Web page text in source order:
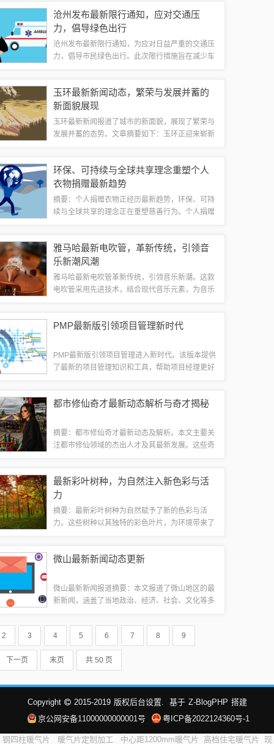
出，羊汤市场潜力巨大，招聘优秀人才将有助...
沧州发布最新限行通知，应对交通压
力，倡导绿色出行
沧州发布最新限行通知，为应对日益严重的交通压
力，倡导市民绿色出行。此次限行措施旨在减少车
缓解交通压力贡献一份力量。背景与原因近年...
玉环最新新闻动态，繁荣与发展并蓄的
新面貌展现
玉环最新新闻报道了城市的新面貌，展现了繁荣与
发展并蓄的态势。文章摘要如下：玉环正迎来崭新
个领域取得的显著成就，体现了城市的繁荣与...
环保、可持续与全球共享理念重塑个人
衣物捐赠最新趋势
摘要：个人捐赠衣物正经历最新趋势，环保、可持
续与全球共享的理念正在重塑慈善行为。个人捐赠
加广泛和高效，推动个人捐赠衣物成为时尚和...
雅马哈最新电吹管，革新传统，引领音
乐新潮风潮
雅马哈最新电吹管革新传统，引领音乐新潮。这款
电吹管采用先进技术，结合现代音乐元素，为音乐
表演的得力助手。雅马哈电吹管的推出，将引...
PMP最新版引领项目管理新时代
PMP最新版引领项目管理进入新时代。该版本提供
了最新的项目管理知识和工具，帮助项目经理更好
领域注入了新的活力和思路。通过学习和...
都市修仙奇才最新动态解析与奇才揭秘
摘要：都市修仙奇才最新动态及解析。本文主要关
注都市修仙领域的杰出人才及其最新发展。这些奇
动态进行解析，探讨他们的成长经历、修炼方...
最新彩叶树种，为自然注入新色彩与活
力
摘要：最新彩叶树种为自然赋予了新的色彩与活
力。这些树种以其独特的彩色叶片，为环境带来了
入，为自然生态注入了新的生机与活力，让我们...
微山最新新闻动态更新
微山最新新闻报道摘要：本文报道了微山地区的最
新新闻，涵盖了当地政治、经济、社会、文化等多
以及民生改善等方面的内容。通过这篇报道，读者
可以了解到微山地区的最新动态和发展情况。...
2 3 4 5 6 7 8 9
下一页 末页 共 50 页
Copyright 2015-2019 版权后台设置. 基于 Z-BlogPHP 搭建
京公网安备11000000000001号
粤ICP备2022124360号-1
钢四柱暖气片 暖气片定制加工 中心距1200mm暖气片 高档住宅暖气片 现